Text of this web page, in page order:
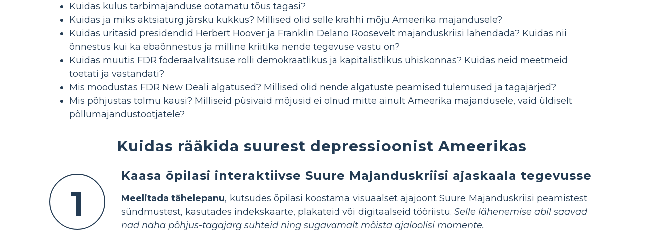
Kuidas kulus tarbimajanduse ootamatu tõus tagasi?
Kuidas ja miks aktsiaturg järsku kukkus? Millised olid selle krahhi mõju Ameerika majandusele?
Kuidas üritasid presidendid Herbert Hoover ja Franklin Delano Roosevelt majanduskriisi lahendada? Kuidas nii
õnnestus kui ka ebaõnnestus ja milline kriitika nende tegevuse vastu on?
Kuidas muutis FDR föderaalvalitsuse rolli demokraatlikus ja kapitalistlikus ühiskonnas? Kuidas neid meetmeid
toetati ja vastandati?
Mis moodustas FDR New Deali algatused? Millised olid nende algatuste peamised tulemused ja tagajärjed?
Mis põhjustas tolmu kausi? Milliseid püsivaid mõjusid ei olnud mitte ainult Ameerika majandusele, vaid üldiselt
põllumajandustootjatele?
Kuidas rääkida suurest depressioonist Ameerikas
1
Kaasa õpilasi interaktiivse Suure Majanduskriisi ajaskaala tegevusse
Meelitada tähelepanu, kutsudes õpilasi koostama visuaalset ajajoont Suure Majanduskriisi peamistest
sündmustest, kasutades indekskaarte, plakateid või digitaalseid tööriistu. Selle lähenemise abil saavad
nad näha põhjus-tagajärg suhteid ning sügavamalt mõista ajaloolisi momente.